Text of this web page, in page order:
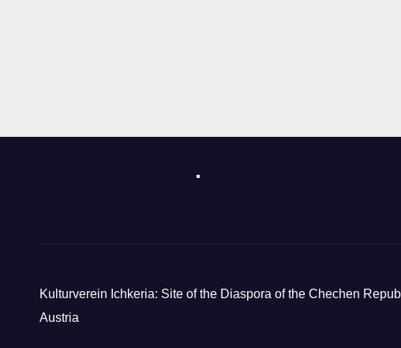
Kulturverein Ichkeria: Site of the Diaspora of the Chechen
Austria